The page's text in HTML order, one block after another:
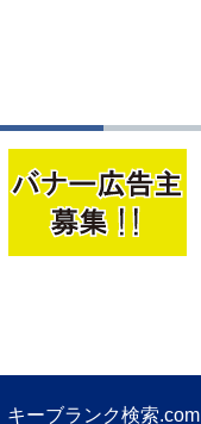
キーブランク検索.com